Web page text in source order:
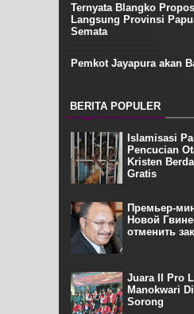
Ternyata Blangko
Langsung Provinsi
Semata
Pemkot Jayapura akan
BERITA POPULER
Islamisasi
Pencucian
Kristen
Gratis
Премьер-
Новой
отменить
Juara II Pro
Manokwari
Sorong